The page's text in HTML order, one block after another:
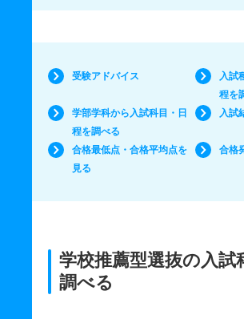
受験アドバイス
入試
程を
学部学科から入試科目・日
程を調べる
入試
合格最低点・合格平均点を
見る
合格
学校推薦型選抜の入試
調べる